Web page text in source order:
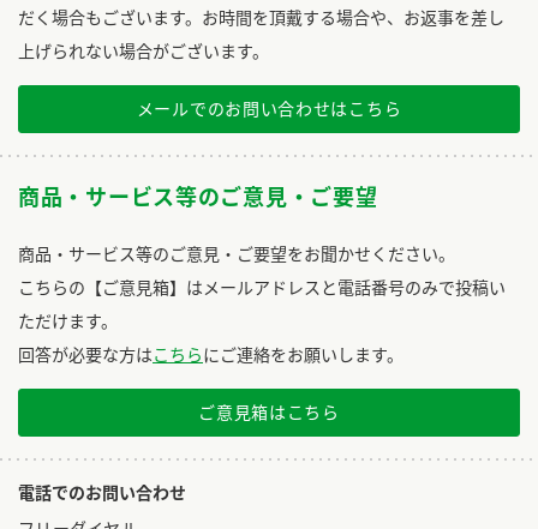
だく場合もございます。お時間を頂戴する場合や、お返事を差し
上げられない場合がございます。
メールでのお問い合わせはこちら
商品・サービス等のご意見・ご要望
商品・サービス等のご意見・ご要望をお聞かせください。
こちらの【ご意見箱】はメールアドレスと電話番号のみで投稿い
ただけます。
回答が必要な方はこちらにご連絡をお願いします。
ご意見箱はこちら
電話でのお問い合わせ